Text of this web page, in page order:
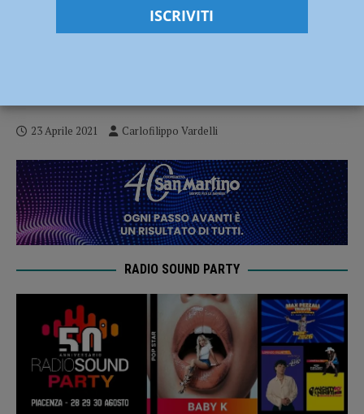
Fiorenzuola Bees, si torna in campo: è
23 Aprile 2021 Carlofilippo Vardelli
RADIO SOUND PARTY